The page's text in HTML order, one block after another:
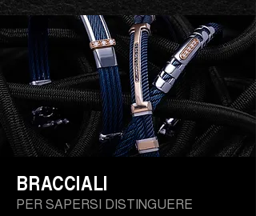
BRACCIALI
PER SAPERSI DISTINGUERE